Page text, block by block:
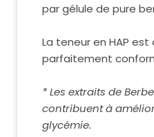
par gélule de pure
La teneur en HAP
parfaitement
* Les extraits de
contribuent à
glycémie.